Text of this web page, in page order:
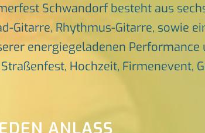
Schwandorf besteht aus
Gitarre, Rhythmus-Gitarre, sowie
energiegeladenen
Hochzeit, Firmenevent,
ANLASS